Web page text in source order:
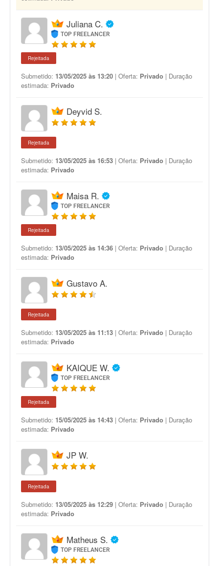
Juliana C.
TOP FREELANCER
Rejeitada
Submetido: 13/05/2025 às 13:20 | Oferta: Privado | Duração
estimada: Privado
Deyvid S.
Rejeitada
Submetido: 13/05/2025 às 16:53 | Oferta: Privado | Duração
estimada: Privado
Maisa R.
TOP FREELANCER
Rejeitada
Submetido: 13/05/2025 às 14:36 | Oferta: Privado | Duração
estimada: Privado
Gustavo A.
Rejeitada
Submetido: 13/05/2025 às 11:13 | Oferta: Privado | Duração
estimada: Privado
KAIQUE W.
TOP FREELANCER
Rejeitada
Submetido: 15/05/2025 às 14:43 | Oferta: Privado | Duração
estimada: Privado
JP W.
Rejeitada
Submetido: 13/05/2025 às 12:29 | Oferta: Privado | Duração
estimada: Privado
Matheus S.
TOP FREELANCER